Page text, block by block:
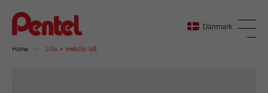
Danmark
Home Lilla + metallic blå